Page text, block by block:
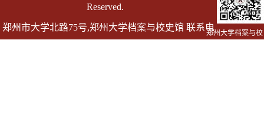
Reserved.
郑州市大学北路75号,郑州大学档案与校史馆 联系电
郑州大学档案与校